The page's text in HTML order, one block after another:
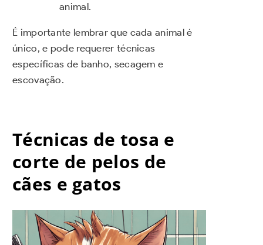
animal.
É importante lembrar que cada animal é
único, e pode requerer técnicas
específicas de banho, secagem e
escovação.
Técnicas de tosa e
corte de pelos de
cães e gatos